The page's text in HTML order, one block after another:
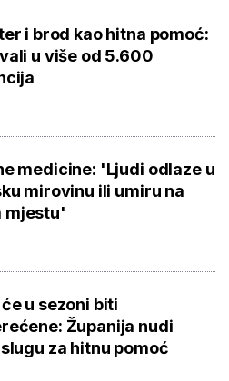
i brod kao hitna pomoć:
u više od 5.600
medicine: 'Ljudi odlaze u
mirovinu ili umiru na
mjestu'
u sezoni biti
Županija nudi
za hitnu pomoć